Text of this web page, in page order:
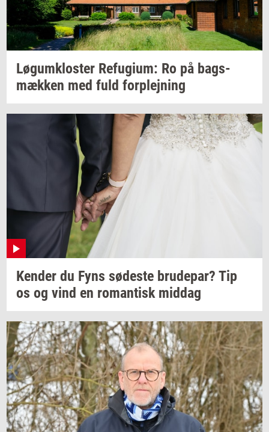
Løgum­klo­ster Re­fu­gi­um: Ro på bags­
mæk­ken med fuld for­plej­ning
Ken­der du Fyns sø­de­ste bru­de­par? Tip
os og vind en ro­man­tisk mid­dag